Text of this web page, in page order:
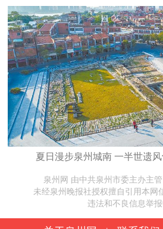
夏日漫步泉州城南 一半世遗
泉州网 由中共泉州市委主办主
未经泉州晚报社授权擅自引用本网
违法和不良信息举